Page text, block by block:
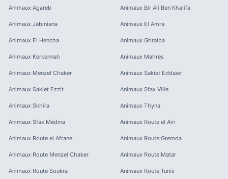
Animaux Agareb Animaux Bir Ali Ben Khalifa
Animaux Jebiniana Animaux El Amra
Animaux El Hencha Animaux Ghraiba
Animaux Kerkennah Animaux Mahrès
Animaux Menzel Chaker Animaux Sakiet Eddaïer
Animaux Sakiet Ezzit Animaux Sfax Ville
Animaux Skhira Animaux Thyna
Animaux Sfax Médina Animaux Route el Ain
Animaux Route el Afrane Animaux Route Gremda
Animaux Route Menzel Chaker Animaux Route Matar
Animaux Route Soukra Animaux Route Tunis